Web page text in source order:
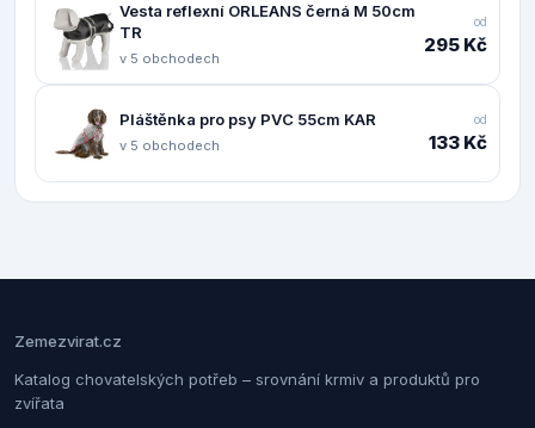
Vesta reflexní ORLEANS černá M 50cm
TR
v 5 obchodech
od
295 Kč
Pláštěnka pro psy PVC 55cm KAR
v 5 obchodech
od
133 Kč
Zemezvirat.cz
Katalog chovatelských potřeb – srovnání krmiv a produktů pro
zvířata